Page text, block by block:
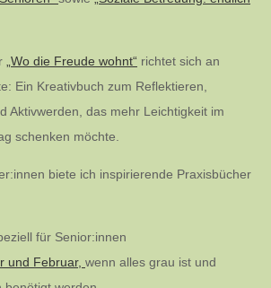
„Wo die Freude wohnt“ richtet sich an
Ein Kreativbuch zum Reflektieren,
Aktivwerden, das mehr Leichtigkeit im
schenken möchte.
biete ich inspirierende Praxisbücher
für Senior:innen
und Februar, wenn alles grau ist und